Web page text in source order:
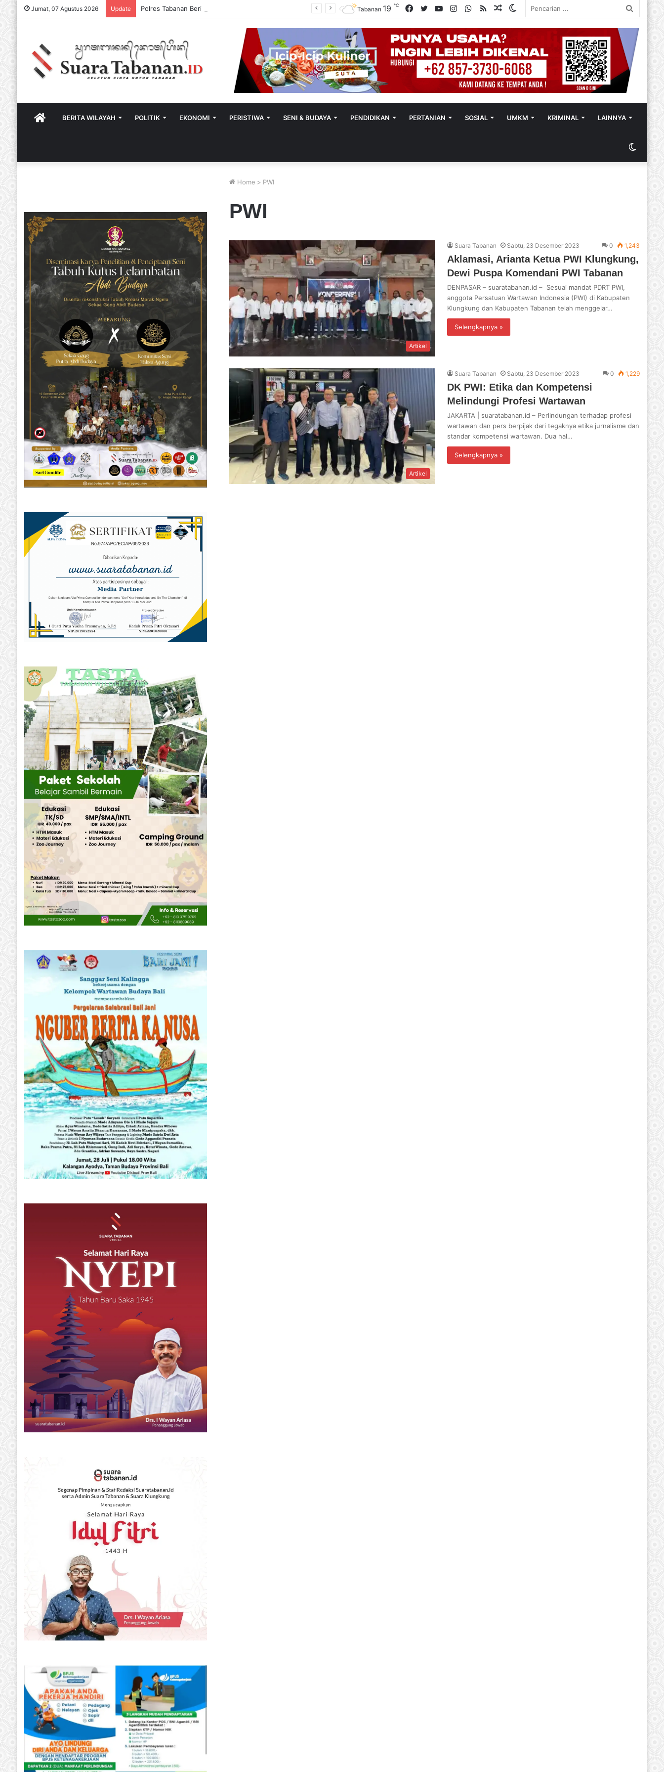
Jumat, 07 Agustus 2026 Update
Switch
Random
RSS
WhatsApp
Instagram
YouTube
Twitter
Facebook
Tabanan 19℃
HOMEBERITA WILAYAH POLITIK EKONOMI PERISTIWA SENI & BUDAYA PENDIDIKAN PERTANIAN SOSIAL UMKM KRIMINAL LAINNYA
Home > PWI
PWI
Artikel
Suara Tabanan Sabtu, 23 Desember 2023 0 1,243
Aklamasi, Arianta Ketua PWI Klungkung,
Dewi Puspa Komendani PWI Tabanan
DENPASAR – suaratabanan.id – Sesuai mandat PDRT PWI,
anggota Persatuan Wartawan Indonesia (PWI) di Kabupaten
Klungkung dan Kabupaten Tabanan telah menggelar…
Selengkapnya »
Artikel
Suara Tabanan Sabtu, 23 Desember 2023 0 1,229
DK PWI: Etika dan Kompetensi
Melindungi Profesi Wartawan
JAKARTA | suaratabanan.id – Perlindungan terhadap profesi
wartawan dan pers berpijak dari tegaknya etika jurnalisme dan
standar kompetensi wartawan. Dua hal…
Selengkapnya »